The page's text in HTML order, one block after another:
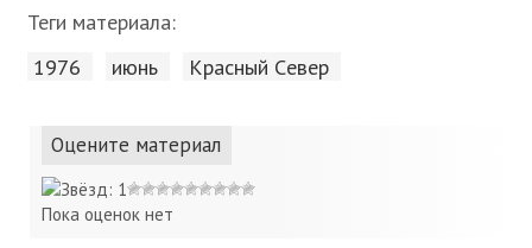
Теги материала:
1976 июнь Красный Cевер
Оцените материал
Пока оценок нет